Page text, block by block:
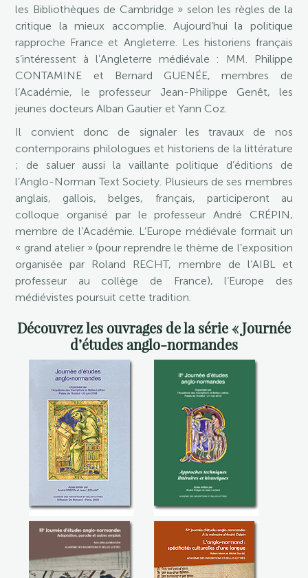
les Bibliothèques de Cambridge » selon les règles de la
critique la mieux accomplie. Aujourd’hui la politique
rapproche France et Angleterre. Les historiens français
s’intéressent à l’Angleterre médiévale : MM. Philippe
CONTAMINE et Bernard GUENÉE, membres de
l’Académie, le professeur Jean-Philippe Genêt, les
jeunes docteurs Alban Gautier et Yann Coz.
Il convient donc de signaler les travaux de nos
contemporains philologues et historiens de la littérature
; de saluer aussi la vaillante politique d’éditions de
l’Anglo-Norman Text Society. Plusieurs de ses membres
anglais, gallois, belges, français, participeront au
colloque organisé par le professeur André CRÉPIN,
membre de l’Académie. L’Europe médiévale formait un
« grand atelier » (pour reprendre le thème de l’exposition
organisée par Roland RECHT, membre de l’AIBL et
professeur au collège de France), l’Europe des
médiévistes poursuit cette tradition.
Découvrez les ouvrages de la série « Journée
d’études anglo-normandes